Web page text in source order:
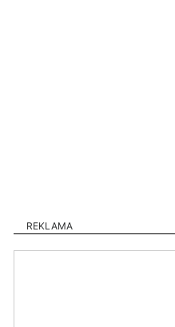
REKLAMA